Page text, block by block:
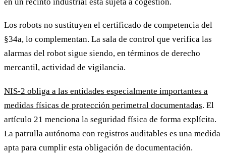
Los robots no sustituyen el certificado de competencia del
§34a, lo complementan. La sala de control que verifica las
alarmas del robot sigue siendo, en términos de derecho
mercantil, actividad de vigilancia.
NIS-2 obliga a las entidades especialmente importantes a
medidas físicas de protección perimetral documentadas. El
artículo 21 menciona la seguridad física de forma explícita.
La patrulla autónoma con registros auditables es una medida
apta para cumplir esta obligación de documentación.